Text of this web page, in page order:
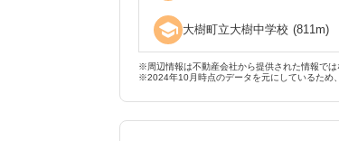
school 大樹町立大樹中学校 (811m)
※周辺情報は不動産会社から提供された情報では
※2024年10月時点のデータを元にしているため